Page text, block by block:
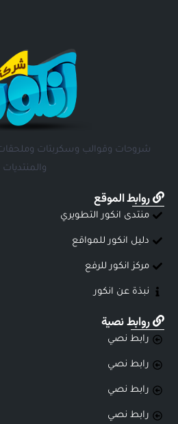
شروحات وقوالب وسكربتات
والمنتديات
روابط الموقع
منتدى انكور التطويري
دليل انكور للمواقع
مركز انكور للرفع
نبذة عن انكور
روابط نصية
رابط نصي
رابط نصي
رابط نصي
رابط نصي